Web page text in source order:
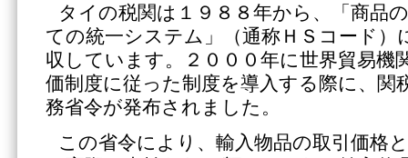
タイの税関は１９８８年から、「商品
ての統一システム」（通称ＨＳコード）
収しています。２０００年に世界貿易機
価制度に従った制度を導入する際に、関
務省令が発布されました。
この省令により、輸入物品の取引価格